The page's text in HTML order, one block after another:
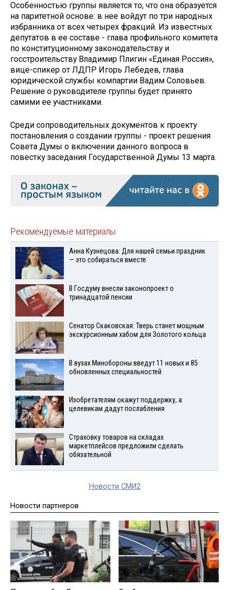
Особенностью группы является то, что она образуется
на паритетной основе: в нее войдут по три народных
избранника от всех четырех фракций. Из известных
депутатов в ее составе - глава профильного комитета
по конституционному законодательству и
госстроительству Владимир Плигин «Единая Россия»,
вице-спикер от ЛДПР Игорь Лебедев, глава
юридической службы компартии Вадим Соловьев.
Решение о руководителе группы будет принято
самими ее участниками.
Среди сопроводительных документов к проекту
постановления о создании группы - проект решения
Совета Думы о включении данного вопроса в
повестку заседания Государственной Думы 13 марта.
Рекомендуемые материалы
Анна Кузнецова: Для нашей семьи праздник
— это собираться вместе
В Госдуму внесли законопроект о
тринадцатой пенсии
Сенатор Скаковская: Тверь станет мощным
экскурсионным хабом для Золотого кольца
В вузах Минобороны введут 11 новых и 85
обновленных специальностей
Изобретателям окажут поддержку, а
целевикам дадут послабления
Страховку товаров на складах
маркетплейсов предложили сделать
обязательной
Новости СМИ2
Новости партнеров